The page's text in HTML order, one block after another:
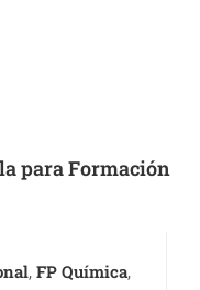
para Formación
, FP Química,